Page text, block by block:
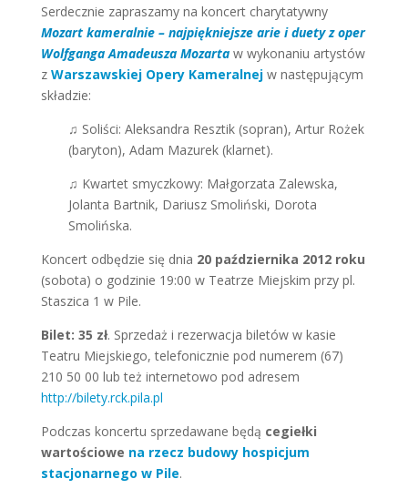
Serdecznie zapraszamy na koncert charytatywny
Mozart kameralnie – najpiękniejsze arie i duety z oper
Wolfganga Amadeusza Mozartaw wykonaniu artystów
z Warszawskiej Opery Kameralnejw następującym
składzie:
♫ Soliści: Aleksandra Resztik (sopran), Artur Rożek
(baryton), Adam Mazurek (klarnet).
♫ Kwartet smyczkowy: Małgorzata Zalewska,
Jolanta Bartnik, Dariusz Smoliński, Dorota
Smolińska.
Koncert odbędzie się dnia 20 października 2012 roku
(sobota) o godzinie 19:00 w Teatrze Miejskim przy pl.
Staszica 1 w Pile.
Bilet: 35 zł. Sprzedaż i rezerwacja biletów w kasie
Teatru Miejskiego, telefonicznie pod numerem (67)
210 50 00 lub też internetowo pod adresem
http://bilety.rck.pila.pl
Podczas koncertu sprzedawane będą cegiełki
wartościowe na rzecz budowy hospicjum
stacjonarnego w Pile.